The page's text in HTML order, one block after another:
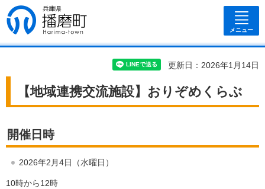
兵庫県 播磨
町
メニュー
更新日：2026年1月14日
【地域連携交流施設】おりぞめくらぶ
開催日時
2026年2月4日（水曜日）
10時から12時